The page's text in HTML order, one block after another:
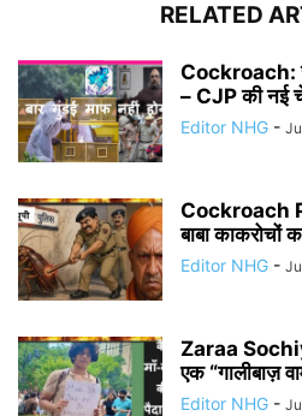
RELATED
Cockroach:
– CJP की नई
Editor NHG -
Cockroach
बाबा काकरोचों
Editor NHG -
Zaraa
एक “गालीबाज़
Editor NHG -